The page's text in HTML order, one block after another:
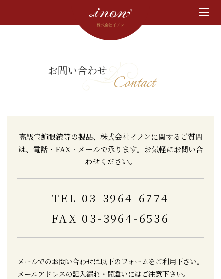
株式会社イノン
お問い合わせ
Contact
高級宝飾眼鏡等の製品、株式会社イノンに関するご質問
は、 電話・FAX・メールで承ります。お気軽にお問い合
わせください。
TEL 03-3964-6774
FAX 03-3964-6536
メールでのお問い合わせは以下のフォームをご利用下さい。
メールアドレスの記入漏れ・間違いにはご注意下さい。